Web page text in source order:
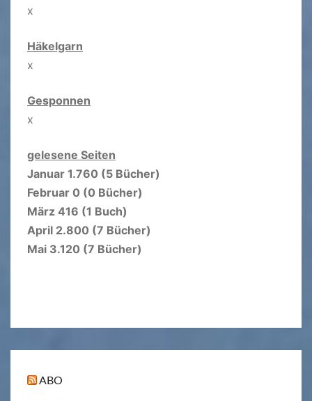
x
Häkelgarn
x
Gesponnen
x
gelesene Seiten
Januar 1.760 (5 Bücher)
Februar 0 (0 Bücher)
März 416 (1 Buch)
April 2.800 (7 Bücher)
Mai 3.120 (7 Bücher)
ABO